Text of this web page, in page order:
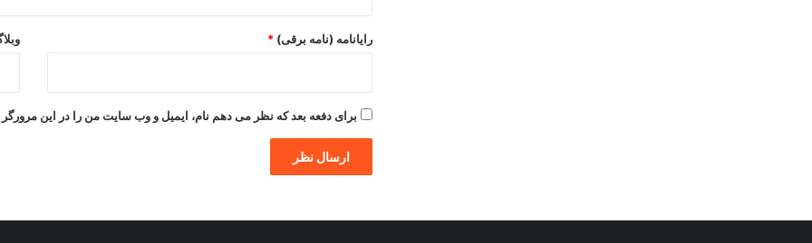
رایانامه (نامه برقی) *
برای دفعه بعد که نظر می دهم نام، ایمیل و وب سایت من را در این مرورگر